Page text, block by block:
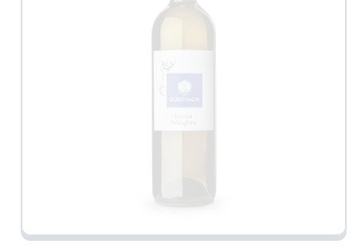
Apri